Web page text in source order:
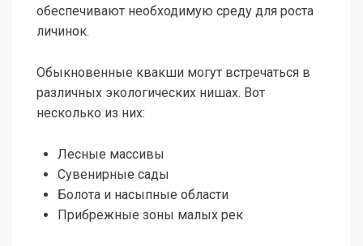
обеспечивают необходимую среду для роста
личинок.
Обыкновенные квакши могут встречаться в
различных экологических нишах. Вот
несколько из них:
Лесные массивы
Сувенирные сады
Болота и насыпные области
Прибрежные зоны малых рек